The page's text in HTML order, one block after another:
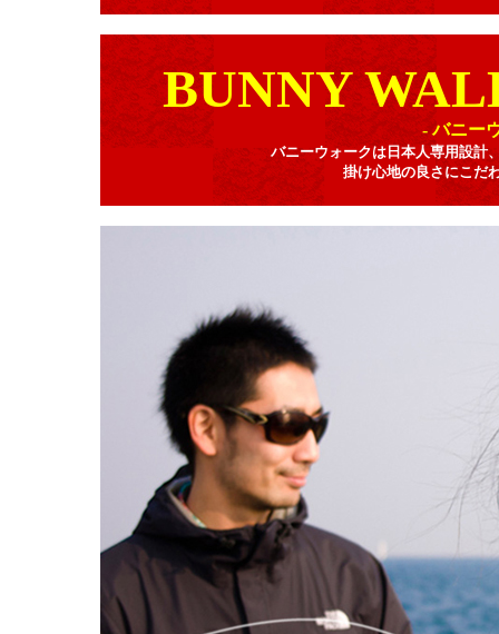
BUNNY
- バニー
バニーウォークは日本人専用設計
掛け心地の良さにこだ